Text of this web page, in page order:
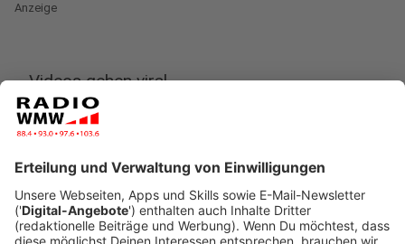
Anzeige
Videos gehen viral
Anzeige
Die Videos von heute Nacht machen gerade Runden im
Netz und darauf können leuchtende Streifen am
Nachthimmel erkannt werden. Nicht nur über unserem
Westmünsterland, sondern auch an andere Stellen in